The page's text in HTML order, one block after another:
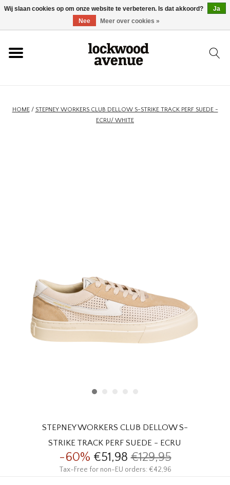
HOME
NIEUW
MERKEN
THE EDIT
HOME/ STEPNEY WORKERS CLUB DELLOW S-STRIKE TRACK PERF SUEDE -
ECRU/ WHITE
STEPNEY WORKERS CLUB DELLOW S-
STRIKE TRACK PERF SUEDE - ECRU
-60% €51,98€129,95
Tax-Free for non-EU orders: €42,96
Wij slaan cookies op om onze website te verbeteren. Is dat akkoord?
Ja
Nee
Meer over cookies »